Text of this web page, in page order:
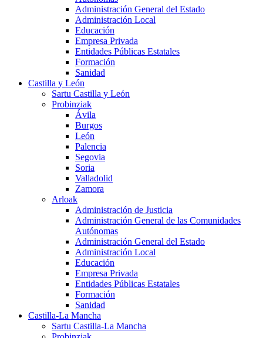
Administración General del Estado
Administración Local
Educación
Empresa Privada
Entidades Públicas Estatales
Formación
Sanidad
Castilla y León
Sartu Castilla y León
Probinziak
Ávila
Burgos
León
Palencia
Segovia
Soria
Valladolid
Zamora
Arloak
Administración de Justicia
Administración General de las Comunidades
Autónomas
Administración General del Estado
Administración Local
Educación
Empresa Privada
Entidades Públicas Estatales
Formación
Sanidad
Castilla-La Mancha
Sartu Castilla-La Mancha